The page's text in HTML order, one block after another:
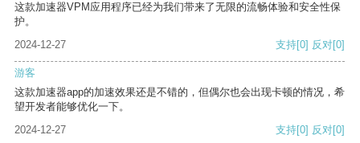
这款加速器VPM应用程序已经为我们带来了无限的流畅体验和安全性保
护。
2024-12-27
支持[0] 反对[0]
游客
这款加速器app的加速效果还是不错的，但偶尔也会出现卡顿的情况，希
望开发者能够优化一下。
2024-12-27
支持[0] 反对[0]